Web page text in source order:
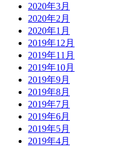
2020年3月
2020年2月
2020年1月
2019年12月
2019年11月
2019年10月
2019年9月
2019年8月
2019年7月
2019年6月
2019年5月
2019年4月